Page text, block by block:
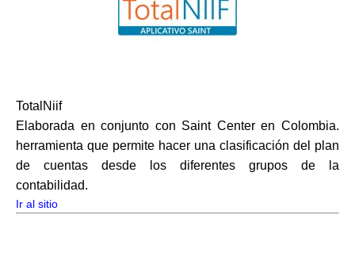
TotalNiif
Elaborada en conjunto con Saint Center en Colombia.
herramienta que permite hacer una clasificación del plan
de cuentas desde los diferentes grupos de la
contabilidad.
Ir al sitio